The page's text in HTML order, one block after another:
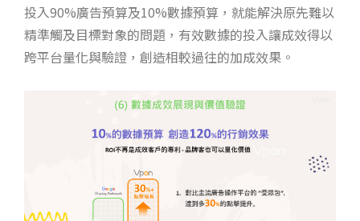
投入90%廣告預算及10%數據預算，就能解決原先難以
精準觸及目標對象的問題，有效數據的投入讓成效得以
跨平台量化與驗證，創造相較過往的加成效果。